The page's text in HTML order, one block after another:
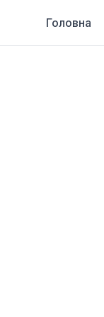
Головна